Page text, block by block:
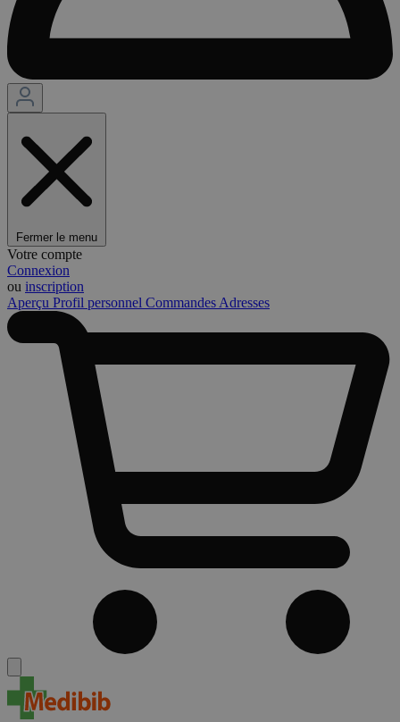
Fermer le menu
Votre compte
Connexion
ou inscription
Aperçu Profil personnel Commandes Adresses